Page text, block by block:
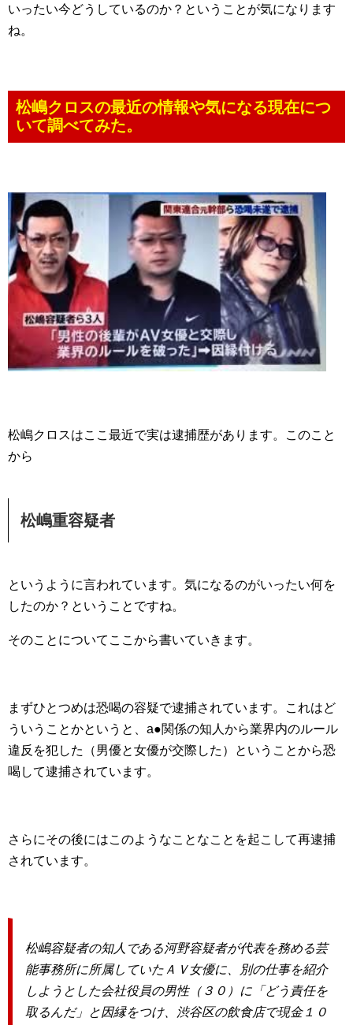
いったい今どうしているのか？ということが気になります
ね。
松嶋クロスの最近の情報や気になる現在につ
いて調べてみた。
松嶋クロスはここ最近で実は逮捕歴があります。このこと
から
松嶋重容疑者
というように言われています。気になるのがいったい何を
したのか？ということですね。
そのことについてここから書いていきます。
まずひとつめは恐喝の容疑で逮捕されています。これはど
ういうことかというと、a●関係の知人から業界内のルール
違反を犯した（男優と女優が交際した）ということから恐
喝して逮捕されています。
さらにその後にはこのようなことなことを起こして再逮捕
されています。
松嶋容疑者の知人である河野容疑者が代表を務める芸
能事務所に所属していたＡＶ女優に、別の仕事を紹介
しようとした会社役員の男性（３０）に「どう責任を
取るんだ」と因縁をつけ、渋谷区の飲食店で現金１０